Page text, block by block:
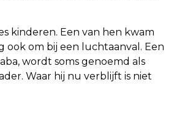
kinderen. Een van hen kwam
ook om bij een luchtaanval. Een
wordt soms genoemd als
Waar hij nu verblijft is niet